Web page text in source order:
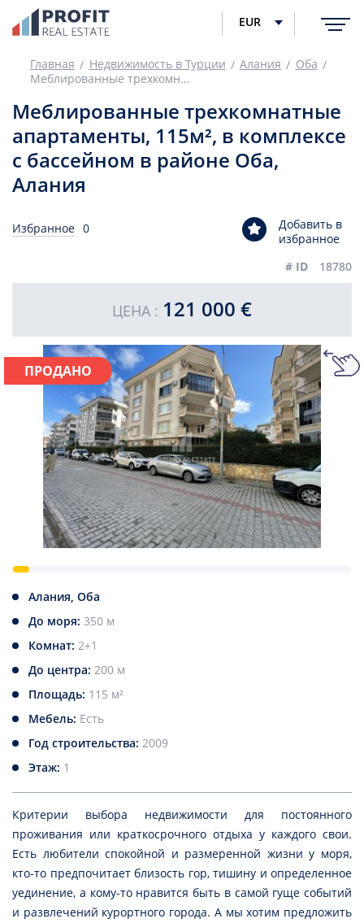
EUR
Главная Недвижимость в Турции Алания
Оба
Меблированные трехкомнатные апартаменты, 115м², в комплексе с бассейном в районе Оба, Алания
Меблированные трехкомнатные
апартаменты, 115м², в комплексе
с бассейном в районе Оба,
Алания
Избранное 0
Добавить в
избранное
# ID
18780
ЦЕНА : 121 000 €
ПРОДАНО
Алания, Оба
До моря: 350 м
Комнат: 2+1
До центра: 200 м
Площадь: 115 м²
Мебель: Есть
Год строительства: 2009
Этаж: 1
Критерии выбора недвижимости для постоянного
проживания или краткосрочного отдыха у каждого свои.
Есть любители спокойной и размеренной жизни у моря,
кто-то предпочитает близость гор, тишину и определенное
уединение, а кому-то нравится быть в самой гуще событий
и развлечений курортного города. А мы хотим предложить